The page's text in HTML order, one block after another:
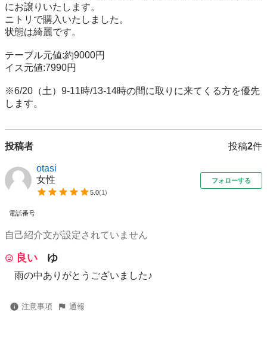
にお譲りいたします。
ニトリで購入いたしました。
状態は綺麗です。
テーブル元値:約9000円
イス元値:7990円
※6/20（土）9-11時/13-14時の間に取りに来てくる方を優先
します。
投稿者 投稿2件
otasi
女性
5.0(1)
フォローする
電話番号
自己紹介文が設定されていません
良い ゆ
雨の中ありがとうございました♪
注意事項 通報